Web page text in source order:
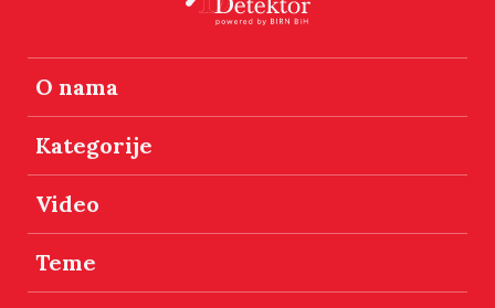
O nama
Kategorije
Video
Teme